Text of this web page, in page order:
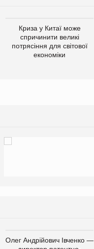
Криза у Китаї може
спричинити великі
потрясіння для світової
економіки
Олег Андрійович Івченко —